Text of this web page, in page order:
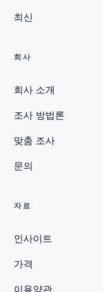
최신
회사
회사 소개
조사 방법론
맞춤 조사
문의
자료
인사이트
가격
이용약관